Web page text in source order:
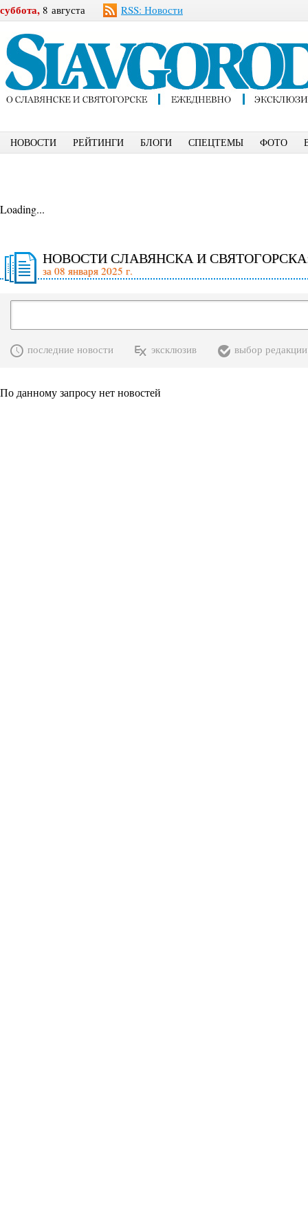
суббота, 8 августа RSS: Новости
НОВОСТИ РЕЙТИНГИ БЛОГИ СПЕЦТЕМЫ ФОТО
Loading...
НОВОСТИ СЛАВЯНСКА И
за 08 января 2025 г.
последние новости эксклюзив выбор редакции
По данному запросу нет новостей